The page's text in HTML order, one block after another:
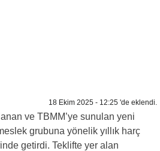
18 Ekim 2025 - 12:25 'de eklendi.
ve TBMM’ye sunulan yeni
grubuna yönelik yıllık harç
getirdi. Teklifte yer alan